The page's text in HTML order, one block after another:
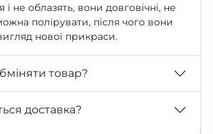
і не облазять, вони довговічні, не
полірувати, після чого вони
нової прикраси.
товар?
доставка?